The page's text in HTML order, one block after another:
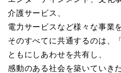
介護サービス、
電力サービスなど様々な事業
そのすべてに共通するのは、
ともにしあわせを共有し、
感動のある社会を築いていき